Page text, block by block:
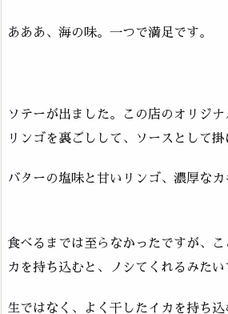
あああ、海の味。一つで満足です。
ソテーが出ました。この店のオリジ
リンゴを裏ごしして、ソースとして掛
バターの塩味と甘いリンゴ、濃厚なカ
食べるまでは至らなかったですが、こ
カを持ち込むと、ノシてくれるみたい
生ではなく、よく干したイカを持ち込